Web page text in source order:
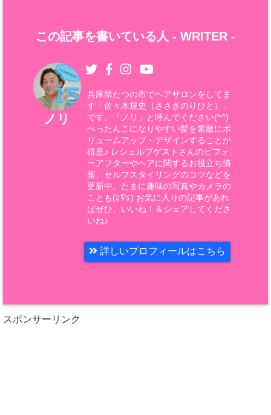
この記事を書いている人 - WRITER -
ノリ
兵庫県たつの市でヘアサロンをしてま
す「佐々木規史（ささきのりひと）」
です。「ノリ」と呼んでください(^^)
ぺったんこになりやすい髪を素敵にボ
リュームアップ・デザインすることが
得意♪ レシェルブゲストさんのビフォ
ーアフターやヘアに関するお役立ち情
報、セルフスタイリングのコツなどを
更新中。たまに趣味の写真やカメラの
ことも(≧∇≦) お気に入りの記事があれ
ばぜひ、いいね！＆シェアしてくださ
いね♪
詳しいプロフィールはこちら
スポンサーリンク